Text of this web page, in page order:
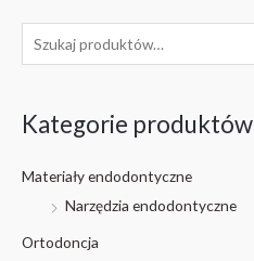
z
k
j
Kategorie produktów
Materiały endodontyczne
Narzędzia endodontyczne
Ortodoncja